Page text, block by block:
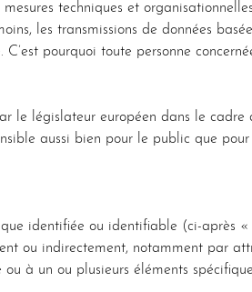
techniques et
les transmissions de données
pourquoi toute personne
le législateur européen dans le cadre
aussi bien pour le public que
identifiée ou identifiable (ci-après
ou indirectement, notamment par
à un ou plusieurs éléments